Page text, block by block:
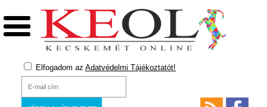
Elfogadom az Adatvédelmi Tájékoztatót!